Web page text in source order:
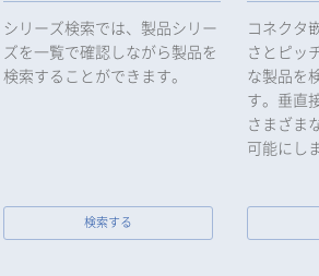
シリーズ検索では、製品シリー
ズを一覧で確認しながら製品を
検索することができます。
検索する
コネクタ
さとピッ
な製品を
す。垂直
さまざま
可能にし